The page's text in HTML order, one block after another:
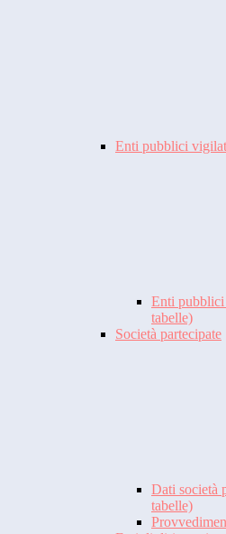
Enti pubblici
Enti
tabelle)
Società partecipate
Dati società
tabelle)